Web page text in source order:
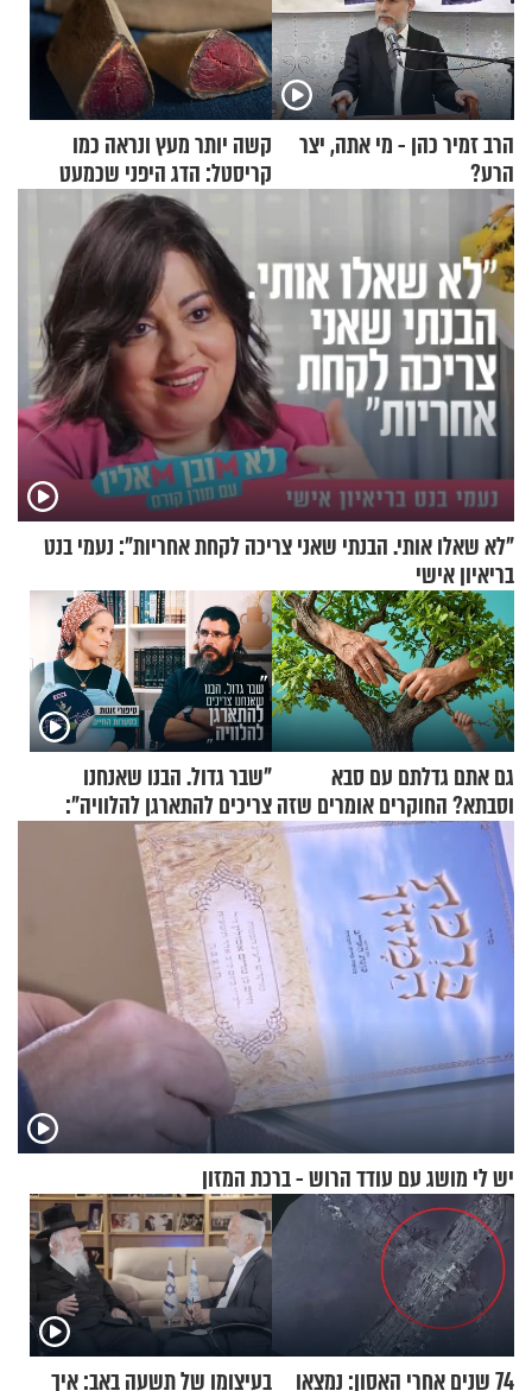
הרב זמיר כהן - מי אתה, יצר
הרע?
קשה יותר מעץ ונראה כמו
קריסטל: הדג היפני שכמעט
בלתי אפשרי לחתוך
"לא שאלו אותי. הבנתי שאני צריכה לקחת אחריות": נעמי בנט
בריאיון אישי
גם אתם גדלתם עם סבא
וסבתא? החוקרים אומרים שזה
מתכון מנצח
"שבר גדול. הבנו שאנחנו
צריכים להתארגן להלוויה":
זוגיות במבחן, הפעם עם מרים
וגד דנינו
יש לי מושג עם עודד הרוש - ברכת המזון
74 שנים אחרי האסון: נמצאו בעיצומו של תשעה באב: איך